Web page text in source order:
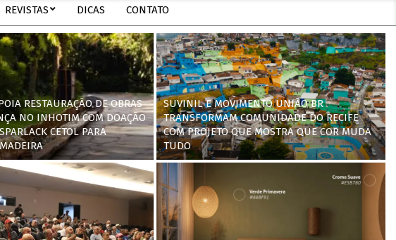
REVISTAS DICAS CONTATO
RESTAURAÇÃO DE OBRAS
NO INHOTIM COM DOAÇÃO
CETOL PARA
SUVINIL E MOVIMENTO UNIÃO BR
TRANSFORMAM COMUNIDADE DO RECIFE
COM PROJETO QUE MOSTRA QUE COR MUDA
TUDO